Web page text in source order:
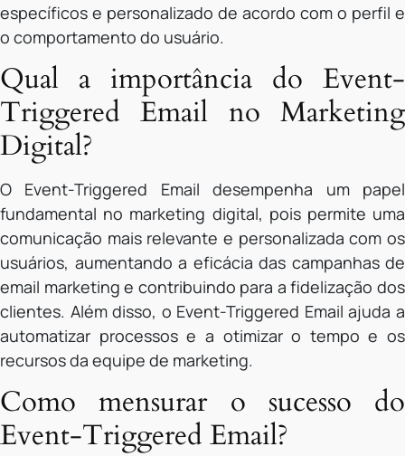
específicos e personalizado de acordo com o perfil e
o comportamento do usuário.
Qual a importância do Event-
Triggered Email no Marketing
Digital?
O Event-Triggered Email desempenha um papel
fundamental no marketing digital, pois permite uma
comunicação mais relevante e personalizada com os
usuários, aumentando a eficácia das campanhas de
email marketing e contribuindo para a fidelização dos
clientes. Além disso, o Event-Triggered Email ajuda a
automatizar processos e a otimizar o tempo e os
recursos da equipe de marketing.
Como mensurar o sucesso do
Event-Triggered Email?